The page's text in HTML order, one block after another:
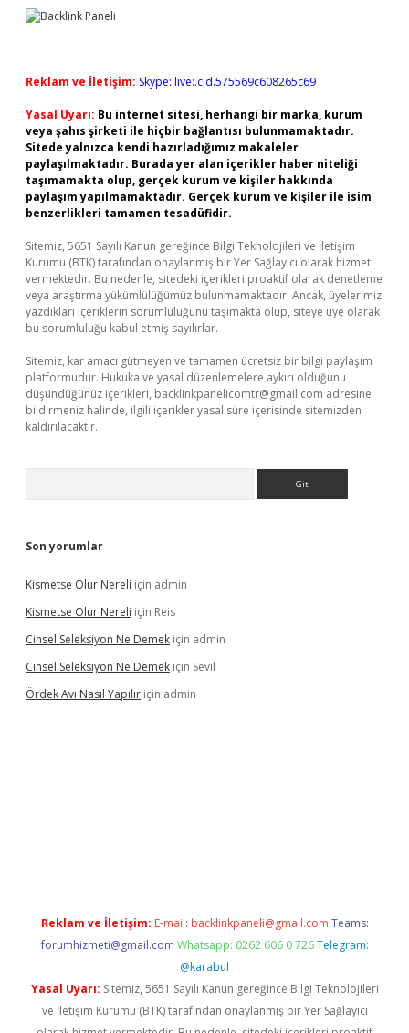
Reklam ve İletişim: Skype: live:.cid.575569c608265c69
Yasal Uyarı: Bu internet sitesi, herhangi bir marka, kurum
veya şahıs şirketi ile hiçbir bağlantısı bulunmamaktadır.
Sitede yalnızca kendi hazırladığımız makaleler
paylaşılmaktadır. Burada yer alan içerikler haber niteliği
taşımamakta olup, gerçek kurum ve kişiler hakkında
paylaşım yapılmamaktadır. Gerçek kurum ve kişiler ile isim
benzerlikleri tamamen tesadüfidir.
Sitemiz, 5651 Sayılı Kanun gereğince Bilgi Teknolojileri ve İletişim
Kurumu (BTK) tarafından onaylanmış bir Yer Sağlayıcı olarak hizmet
vermektedir. Bu nedenle, sitedeki içerikleri proaktif olarak denetleme
veya araştırma yükümlülüğümüz bulunmamaktadır. Ancak, üyelerimiz
yazdıkları içeriklerin sorumluluğunu taşımakta olup, siteye üye olarak
bu sorumluluğu kabul etmiş sayılırlar.
Sitemiz, kar amacı gütmeyen ve tamamen ücretsiz bir bilgi paylaşım
platformudur. Hukuka ve yasal düzenlemelere aykırı olduğunu
düşündüğünüz içerikleri, backlinkpanelicomtr@gmail.com adresine
bildirmeniz halinde, ilgili içerikler yasal süre içerisinde sitemizden
kaldırılacaktır.
Son yorumlar
Kismetse Olur Nereli için admin
Kismetse Olur Nereli için Reis
Cinsel Seleksiyon Ne Demek için admin
Cinsel Seleksiyon Ne Demek için Sevil
Ördek Avı Nasıl Yapılır için admin
Reklam ve İletişim: E-mail: backlinkpaneli@gmail.com Teams:
forumhizmeti@gmail.com Whatsapp: 0262 606 0 726 Telegram:
@karabul
Yasal Uyarı: Sitemiz, 5651 Sayılı Kanun gereğince Bilgi Teknolojileri
ve İletişim Kurumu (BTK) tarafından onaylanmış bir Yer Sağlayıcı